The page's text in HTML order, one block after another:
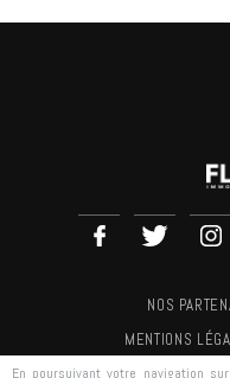
NOS
MENTIONS
En poursuivant votre navigation